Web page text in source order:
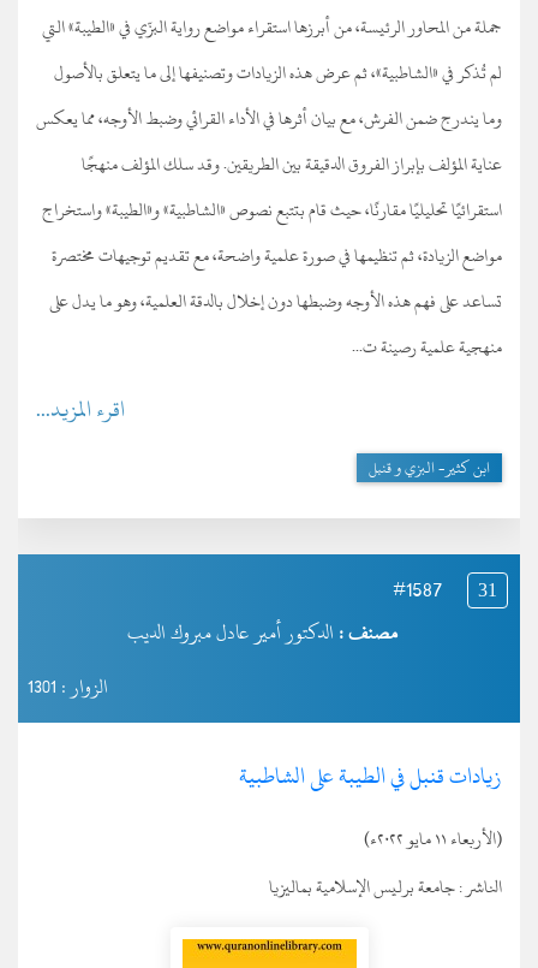
جملة من المحاور الرئيسة، من أبرزها استقراء مواضع رواية البزّي في «الطيبة» التي
لم تُذكر في «الشاطبية»، ثم عرض هذه الزيادات وتصنيفها إلى ما يتعلق بالأصول
وما يندرج ضمن الفرش، مع بيان أثرها في الأداء القرائي وضبط الأوجه، مما يعكس
عناية المؤلف بإبراز الفروق الدقيقة بين الطريقين. وقد سلك المؤلف منهجًا
استقرائيًا تحليليًا مقارنًا، حيث قام بتتبع نصوص «الشاطبية» و«الطيبة» واستخراج
مواضع الزيادة، ثم تنظيمها في صورة علمية واضحة، مع تقديم توجيهات مختصرة
تساعد على فهم هذه الأوجه وضبطها دون إخلال بالدقة العلمية، وهو ما يدل على
منهجية علمية رصينة ت...
اقرء المزيد...
ابن كثير- البزي و قنبل
31
#1587
مصنف : الدكتور أمير عادل مبروك الديب
الزوار : 1301
زيادات قنبل في الطيبة على الشاطبية
(الأربعاء ١١ مايو ٢٠٢٢ء)
الناشر :جامعة برليس الإسلامية بماليزيا